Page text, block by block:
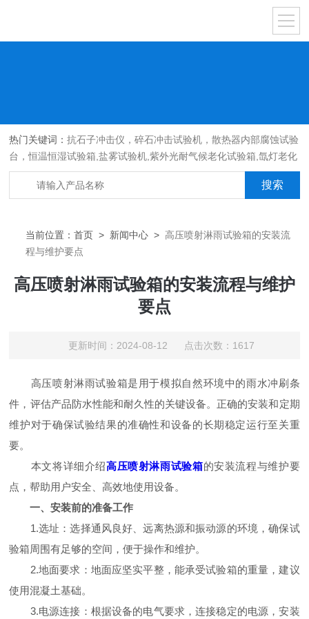
热门关键词：抗石子冲击仪，碎石冲击试验机，散热器内部腐蚀试验
台，恒温恒湿试验箱,盐雾试验机,紫外光耐气候老化试验箱,氙灯老化
试验箱，沙尘试验箱，淋雨试验箱，汽车内饰材料燃烧试验机
当前位置：首页 > 新闻中心 > 高压喷射淋雨试验箱的安装流
程与维护要点
高压喷射淋雨试验箱的安装流程与维护
要点
更新时间：2024-08-12 点击次数：1617
高压喷射淋雨试验箱是用于模拟自然环境中的雨水冲刷条
件，评估产品防水性能和耐久性的关键设备。正确的安装和定期
维护对于确保试验结果的准确性和设备的长期稳定运行至关重
要。
本文将详细介绍高压喷射淋雨试验箱的安装流程与维护要
点，帮助用户安全、高效地使用设备。
一、安装前的准备工作
1.选址：选择通风良好、远离热源和振动源的环境，确保试
验箱周围有足够的空间，便于操作和维护。
2.地面要求：地面应坚实平整，能承受试验箱的重量，建议
使用混凝土基础。
3.电源连接：根据设备的电气要求，连接稳定的电源，安装